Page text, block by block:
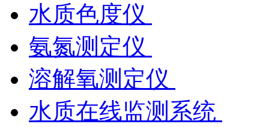
水质色度仪
氨氮测定仪
溶解氧测定仪
水质在线监测系统